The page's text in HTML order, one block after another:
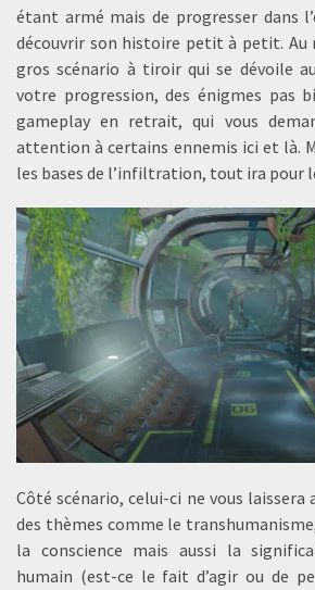
étant armé mais de progresser dans
découvrir son histoire petit à petit. Au
gros scénario à tiroir qui se dévoile
votre progression, des énigmes pas
gameplay en retrait, qui vous
attention à certains ennemis ici et là.
les bases de l’infiltration, tout ira pour
Côté scénario, celui-ci ne vous laissera
des thèmes comme le
la conscience mais aussi la
humain (est-ce le fait d’agir ou de